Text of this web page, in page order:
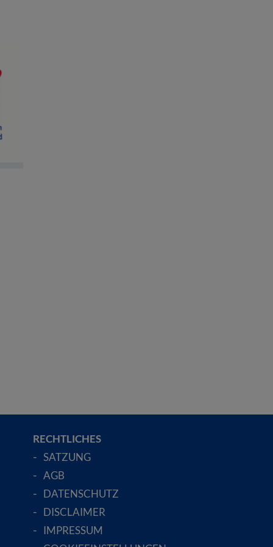
RECHTLICHES
SATZUNG
AGB
DATENSCHUTZ
DISCLAIMER
IMPRESSUM